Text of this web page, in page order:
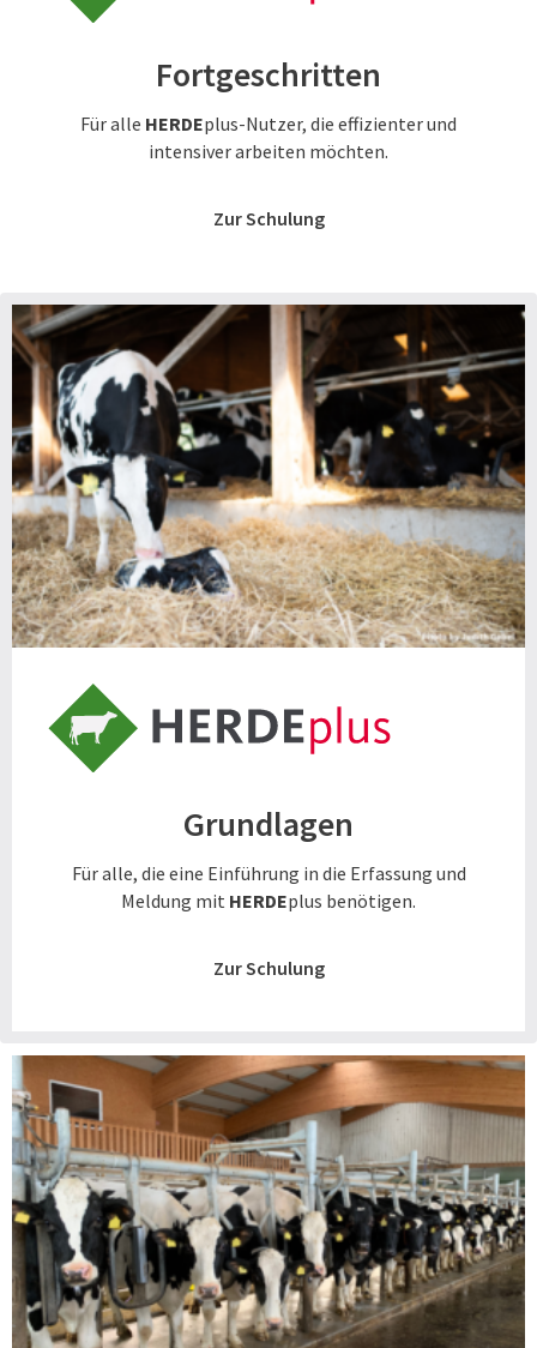
Fortgeschritten
Für alle HERDEplus-Nutzer, die effizienter und
intensiver arbeiten möchten.
Zur Schulung
Grundlagen
Für alle, die eine Einführung in die Erfassung und
Meldung mit HERDEplus benötigen.
Zur Schulung